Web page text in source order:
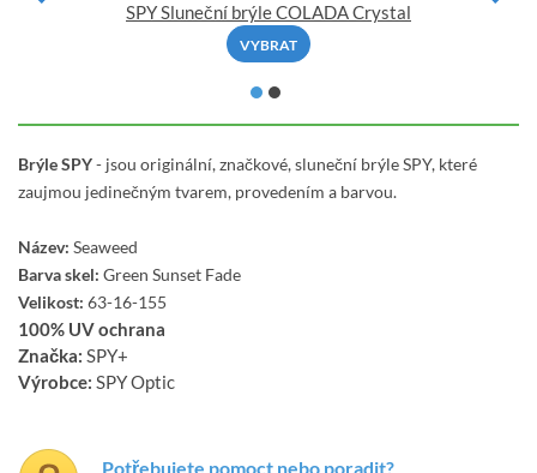
SPY Sluneční brýle COLADA Crystal
VYBRAT
Brýle SPY- jsou originální, značkové, sluneční brýle SPY, které
zaujmou jedinečným tvarem, provedením a barvou.
Název: Seaweed
Barva skel: Green Sunset Fade
Velikost: 63-16-155
100% UV ochrana
Značka: SPY+
Výrobce: SPY Optic
Potřebujete pomoct nebo poradit?